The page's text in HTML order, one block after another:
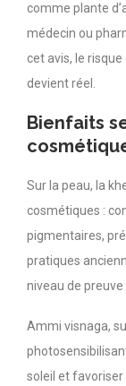
comme plante
médecin ou
cet avis, le
devient réel.
Bienfaits
Sur la peau, la
cosmétiques :
pigmentaires,
pratiques
niveau de preuve
Ammi visnaga,
soleil et